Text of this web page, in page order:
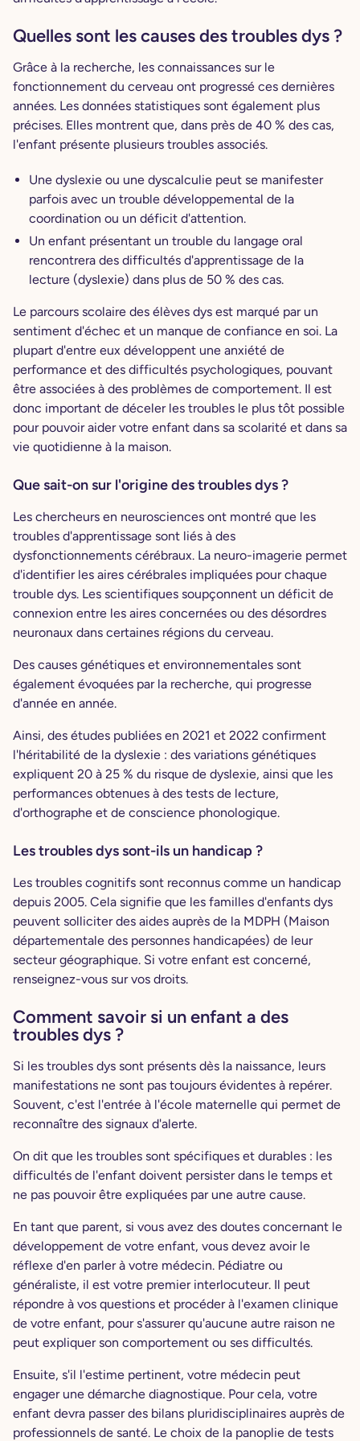
Quelles sont les causes des troubles dys ?
Grâce à la recherche, les connaissances sur le
fonctionnement du cerveau ont progressé ces dernières
années. Les données statistiques sont également plus
précises. Elles montrent que, dans près de 40 % des cas,
l'enfant présente plusieurs troubles associés.
Une dyslexie ou une dyscalculie peut se manifester
parfois avec un trouble développemental de la
coordination ou un déficit d'attention.
Un enfant présentant un trouble du langage oral
rencontrera des difficultés d'apprentissage de la
lecture (dyslexie) dans plus de 50 % des cas.
Le parcours scolaire des élèves dys est marqué par un
sentiment d'échec et un manque de confiance en soi. La
plupart d'entre eux développent une anxiété de
performance et des difficultés psychologiques, pouvant
être associées à des problèmes de comportement. Il est
donc important de déceler les troubles le plus tôt possible
pour pouvoir aider votre enfant dans sa scolarité et dans sa
vie quotidienne à la maison.
Que sait-on sur l'origine des troubles dys ?
Les chercheurs en neurosciences ont montré que les
troubles d'apprentissage sont liés à des
dysfonctionnements cérébraux. La neuro-imagerie permet
d'identifier les aires cérébrales impliquées pour chaque
trouble dys. Les scientifiques soupçonnent un déficit de
connexion entre les aires concernées ou des désordres
neuronaux dans certaines régions du cerveau.
Des causes génétiques et environnementales sont
également évoquées par la recherche, qui progresse
d'année en année.
Ainsi, des études publiées en 2021 et 2022 confirment
l'héritabilité de la dyslexie : des variations génétiques
expliquent 20 à 25 % du risque de dyslexie, ainsi que les
performances obtenues à des tests de lecture,
d'orthographe et de conscience phonologique.
Les troubles dys sont-ils un handicap ?
Les troubles cognitifs sont reconnus comme un handicap
depuis 2005. Cela signifie que les familles d'enfants dys
peuvent solliciter des aides auprès de la MDPH (Maison
départementale des personnes handicapées) de leur
secteur géographique. Si votre enfant est concerné,
renseignez-vous sur vos droits.
Comment savoir si un enfant a des
troubles dys ?
Si les troubles dys sont présents dès la naissance, leurs
manifestations ne sont pas toujours évidentes à repérer.
Souvent, c'est l'entrée à l'école maternelle qui permet de
reconnaître des signaux d'alerte.
On dit que les troubles sont spécifiques et durables : les
difficultés de l'enfant doivent persister dans le temps et
ne pas pouvoir être expliquées par une autre cause.
En tant que parent, si vous avez des doutes concernant le
développement de votre enfant, vous devez avoir le
réflexe d'en parler à votre médecin. Pédiatre ou
généraliste, il est votre premier interlocuteur. Il peut
répondre à vos questions et procéder à l'examen clinique
de votre enfant, pour s'assurer qu'aucune autre raison ne
peut expliquer son comportement ou ses difficultés.
Ensuite, s'il l'estime pertinent, votre médecin peut
engager une démarche diagnostique. Pour cela, votre
enfant devra passer des bilans pluridisciplinaires auprès de
professionnels de santé. Le choix de la panoplie de tests